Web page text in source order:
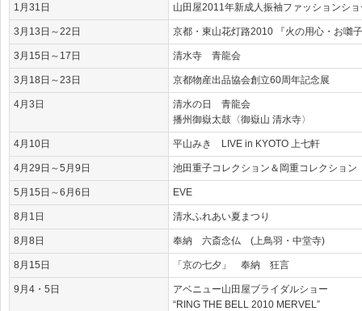
1月31日
山田屋2011年新成人振袖ファッションシ
3月13日～22日 京都・東山花灯路2010 『火の用心・お囃
3月15日～17日 清水寺 青龍会
3月18日～23日 京都物産出品協会創立60周年記念展
4月3日
清水の日 青龍会
播州御嶽太鼓〈御嶽山 清水寺〉
4月10日 平山みき LIVE in KYOTO 上七軒
4月29日～5月9日 池田重子コレクション＆岡重コレクション
5月15日～6月6日 EVE
8月1日 清水ふれあい夏まつり
8月8日 奉納 六斎念仏 (上鳥羽・中堂寺)
8月15日 「京の七夕」 奉納 狂言
9月4・5日
アベニュー山田屋ブライダルショー
“RING THE BELL 2010 MERVEL”